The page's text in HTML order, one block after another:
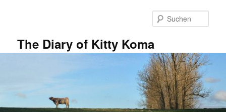
The Diary of Kitty Koma